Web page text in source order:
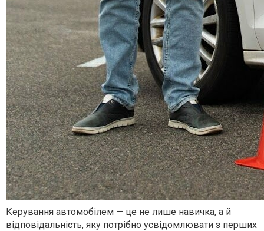
Керування автомобілем — це не лише навичка, а й
відповідальність, яку потрібно усвідомлювати з перших